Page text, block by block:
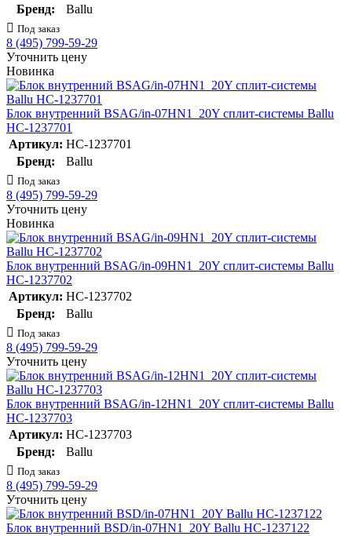
Бренд:
Ballu
Под заказ
8 (495) 799-59-29
Уточнить цену
Новинка
Блок внутренний BSAG/in-07HN1_20Y сплит-системы Ballu
НС-1237701
Артикул: НС-1237701
Бренд:
Ballu
Под заказ
8 (495) 799-59-29
Уточнить цену
Новинка
Блок внутренний BSAG/in-09HN1_20Y сплит-системы Ballu
НС-1237702
Артикул: НС-1237702
Бренд:
Ballu
Под заказ
8 (495) 799-59-29
Уточнить цену
Блок внутренний BSAG/in-12HN1_20Y сплит-системы Ballu
НС-1237703
Артикул: НС-1237703
Бренд:
Ballu
Под заказ
8 (495) 799-59-29
Уточнить цену
Блок внутренний BSD/in-07HN1_20Y Ballu НС-1237122